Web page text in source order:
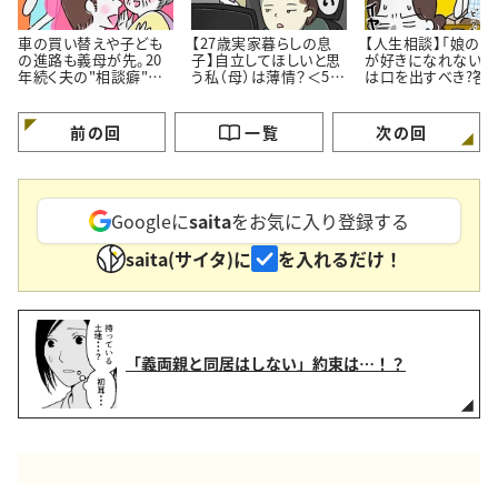
車の買い替えや子ども
の進路も義母が先。20
年続く夫の"相談癖"に
【27歳実家暮らしの息
子】自立してほしいと思
う私（母）は薄情？＜50
【人生相談】「娘の
が好きになれない…
は口を出すべき?答
前の回 一覧 次の回
Googleにsaitaをお気に入り登録する
saita(サイタ)に
を入れるだけ！
「義両親と同居はしない」約束は…！？